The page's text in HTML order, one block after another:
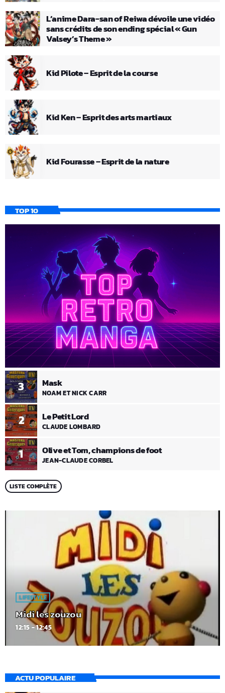
L’anime Dara-san of Reiwa dévoile une vidéo
sans crédits de son ending spécial « Gun
Valsey’s Theme »
Kid Pilote – Esprit de la course
Kid Ken – Esprit des arts martiaux
Kid Fourasse – Esprit de la nature
TOP 10
1 Olive et Tom, champions de foot
JEAN-CLAUDE CORBEL
2 Le Petit Lord
CLAUDE LOMBARD
3 Mask
NOAM ET NICK CARR
LISTE COMPLÈTE
LIFESTYLE
Midi les zouzou
12:15 - 12:45
ACTU POPULAIRE